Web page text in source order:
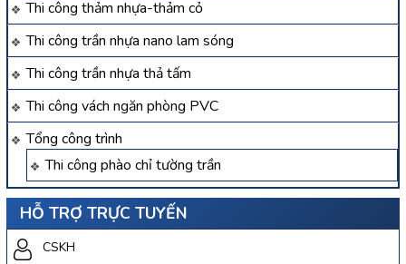
Thi công thảm nhựa-thảm cỏ
Thi công trần nhựa nano lam sóng
Thi công trần nhựa thả tấm
Thi công vách ngăn phòng PVC
Tổng công trình
Thi công phào chỉ tường trần
HỖ TRỢ TRỰC TUYẾN
CSKH